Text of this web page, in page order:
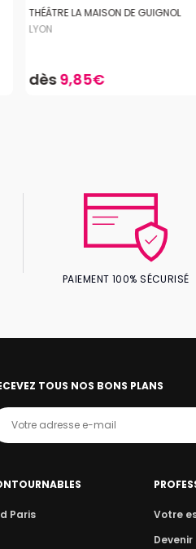
THÉÂTRE LA MAISON DE GUIGNOL
LYON
dès9,85€
PAIEMENT 100% SÉCURISÉ
TOUS NOS BONS PLANS
Paris
Votre